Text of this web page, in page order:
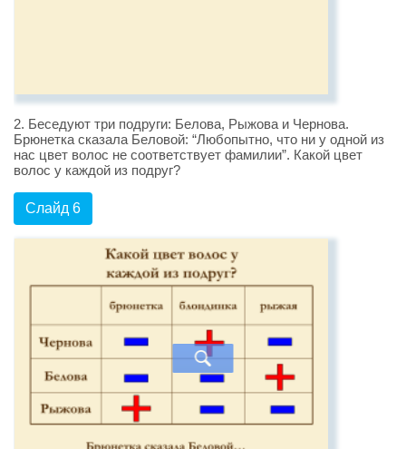
2. Беседуют три подруги: Белова, Рыжова и Чернова.
Брюнетка сказала Беловой: “Любопытно, что ни у одной из
нас цвет волос не соответствует фамилии”. Какой цвет
волос у каждой из подруг?
Слайд 6